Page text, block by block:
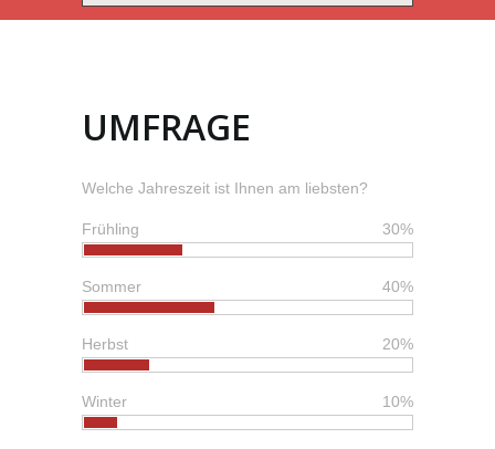
UMFRAGE
Welche Jahreszeit ist Ihnen am liebsten?
30%
Frühling
40%
Sommer
20%
Herbst
10%
Winter